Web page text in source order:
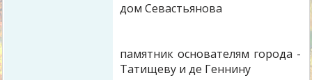
дом Севастьянова
памятник основателям города -
Татищеву и де Геннину